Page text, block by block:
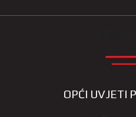
OPĆI UVJETI